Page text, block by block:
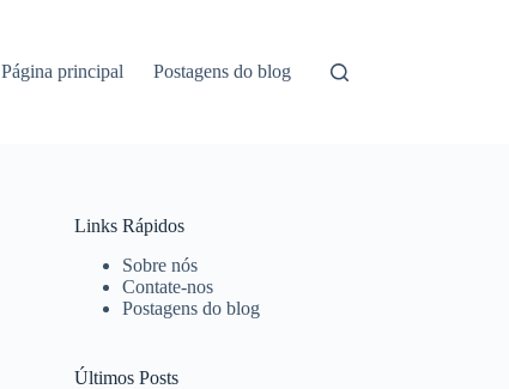
Página principal Postagens do blog
Links Rápidos
Sobre nós
Contate-nos
Postagens do blog
Últimos Posts